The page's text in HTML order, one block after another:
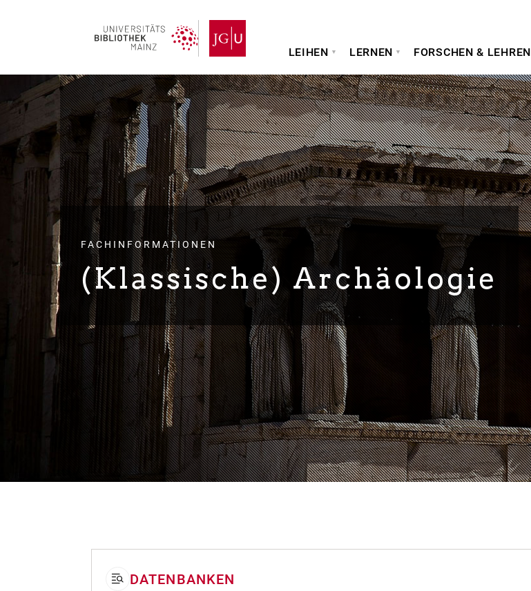
LEIHEN LERNEN FORSCHEN & LEHREN
FACHINFORMATIONEN
(Klassische) Archäologie
DATENBANKEN